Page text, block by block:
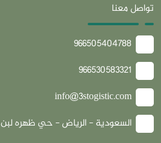
تواصل معنا
966505404788
966530583321
info@3stogistic.com
السعودية - الرياض - حي ظهره لبن